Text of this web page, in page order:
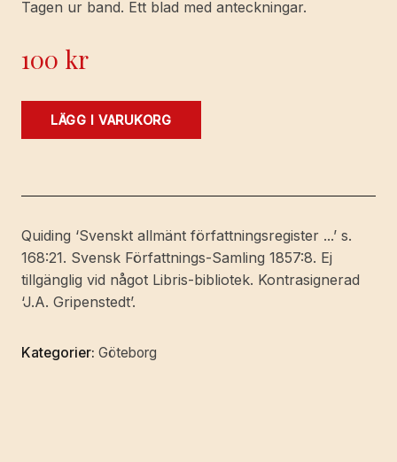
Tagen ur band. Ett blad med anteckningar.
100 kr
Kongl.
angående
octroy
på
tio
års
för
LÄGG I VARUKORG
Quiding ‘Svenskt allmänt författningsregister ...’ s.
168:21. Svensk Författnings-Samling 1857:8. Ej
tillgänglig vid något Libris-bibliotek. Kontrasignerad
‘J.A. Gripenstedt’.
Kategorier: Göteborg